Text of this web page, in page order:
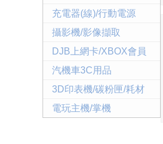
充電器(線)/行動電源
攝影機/影像擷取
DJB上網卡/XBOX會員
汽機車3C用品
3D印表機/碳粉匣/耗材
電玩主機/掌機